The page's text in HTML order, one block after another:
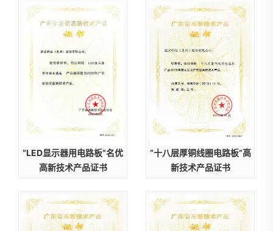
“LED显示器用电路板”名优
高新技术产品证书
“十八层厚铜线圈电路板”高
新技术产品证书